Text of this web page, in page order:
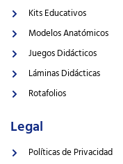
Kits Educativos
Modelos Anatómicos
Juegos Didácticos
Láminas Didácticas
Rotafolios
Legal
Políticas de Privacidad